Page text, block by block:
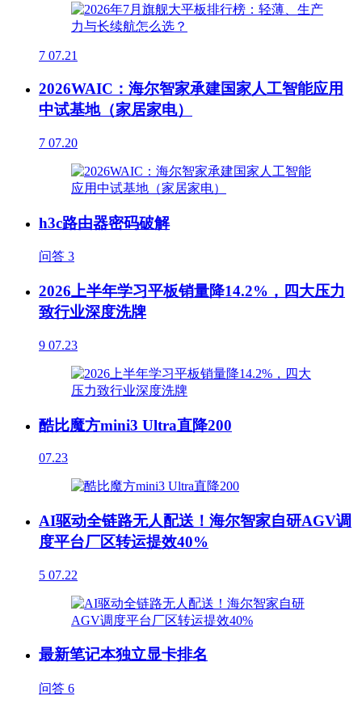
7 07.21
2026WAIC：海尔智家承建国家人工智能应用
中试基地（家居家电）
7 07.20
h3c路由器密码破解
问答 3
2026上半年学习平板销量降14.2%，四大压力
致行业深度洗牌
9 07.23
酷比魔方mini3 Ultra直降200
07.23
AI驱动全链路无人配送！海尔智家自研AGV调
度平台厂区转运提效40%
5 07.22
最新笔记本独立显卡排名
问答 6